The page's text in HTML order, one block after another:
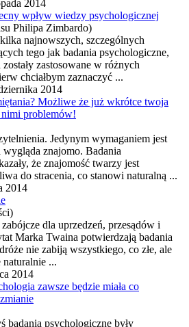
2014
wpływ wiedzy psychologicznej
Philipa Zimbardo)
najnowszych, szczególnych
tego jak badania psychologiczne,
zastosowane w różnych
chciałbym zaznaczyć ...
2014
Możliwe że już wkrótce twoja
nimi problemów!
Jedynym wymaganiem jest
wygląda znajomo. Badania
że znajomość twarzy jest
do stracenia, co stanowi naturalną ...
2014
dla uprzedzeń, przesądów i
Marka Twaina potwierdzają badania
nie zabiją wszystkiego, co złe, ale
...
2014
zawsze będzie miała co
badania psychologiczne były